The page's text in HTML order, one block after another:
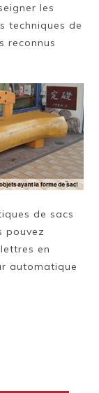
les
techniques de
reconnus
de sacs
pouvez
en
automatique